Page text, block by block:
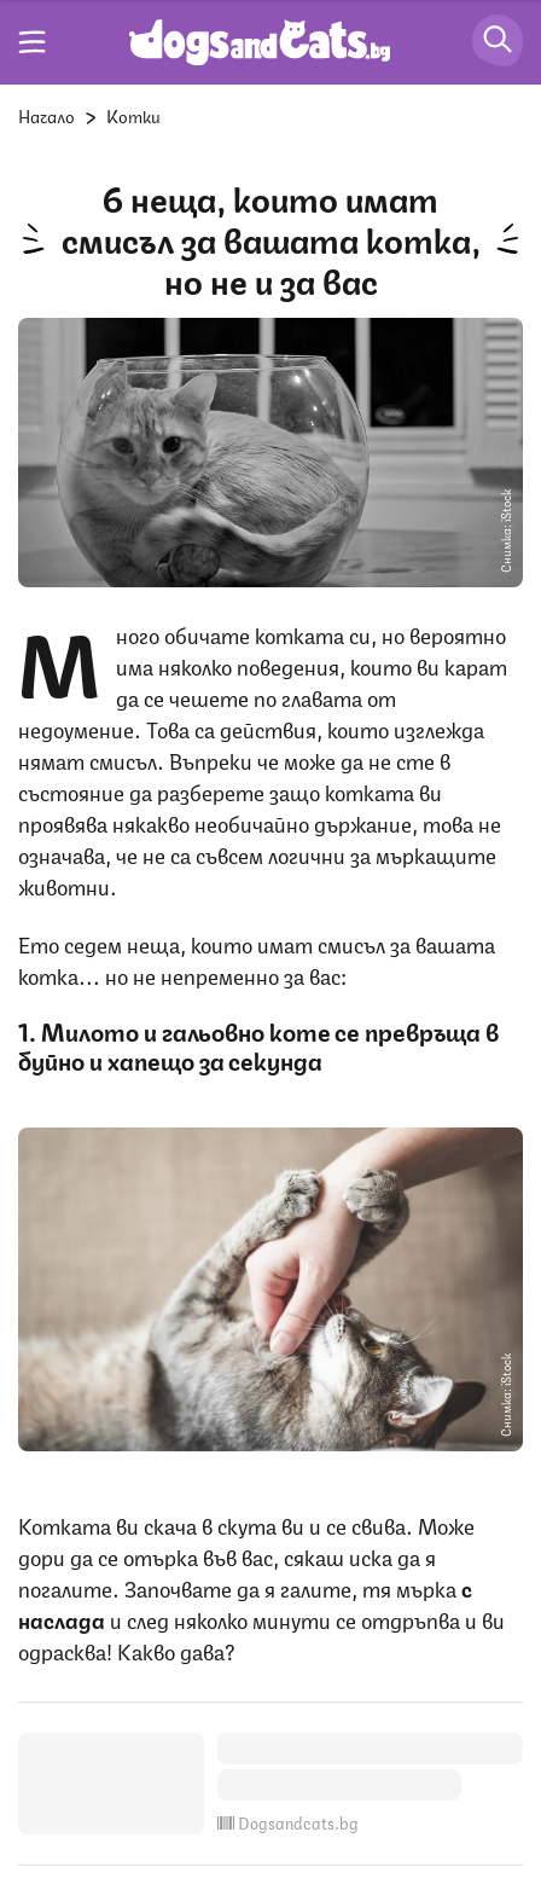
Начало Котки
6 неща, които имат
смисъл за вашата котка,
но не и за вас
Снимка: iStock
М
ного обичате котката си, но вероятно
има няколко поведения, които ви карат
да се чешете по главата от
недоумение. Това са действия, които изглежда
нямат смисъл. Въпреки че може да не сте в
състояние да разберете защо котката ви
проявява някакво необичайно държание, това не
означава, че не са съвсем логични за мъркащите
животни.
Ето седем неща, които имат смисъл за вашата
котка... но не непременно за вас:
1. Милото и гальовно коте се превръща в
буйно и хапещо за секунда
Снимка: iStock
Котката ви скача в скута ви и се свива. Може
дори да се отърка във вас, сякаш иска да я
погалите. Започвате да я галите, тя мъркас
наслада и след няколко минути се отдръпва и ви
одрасква! Какво дава?
Dogsandcats.bg